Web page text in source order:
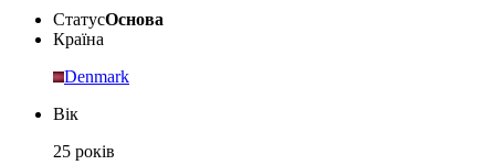
СтатусОснова
Країна
Denmark
Вік
25 років